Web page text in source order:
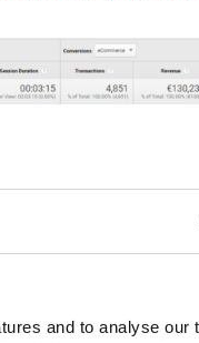
and to analyse our
δύο